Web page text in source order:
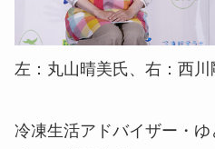
左：丸山晴美氏、右：西川
冷凍生活アドバイザー・